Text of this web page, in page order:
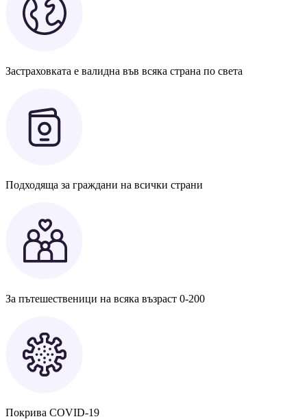
Застраховката е валидна във всяка страна по света
Подходяща за граждани на всички страни
За пътешественици на всяка възраст 0-200
Покрива COVID-19